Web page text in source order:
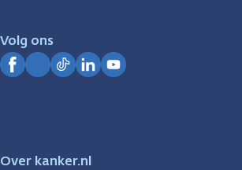
Volg ons
Over kanker.nl